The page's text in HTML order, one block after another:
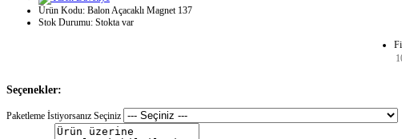
Ürün Kodu: Balon Açacaklı Magnet 137
Stok Durumu: Stokta var
Seçenekler:
Paketleme İstiyorsanız Seçiniz